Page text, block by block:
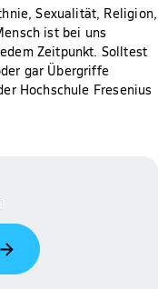
Sexualität, Religion,
ist bei uns
Zeitpunkt. Solltest
gar Übergriffe
Hochschule Fresenius